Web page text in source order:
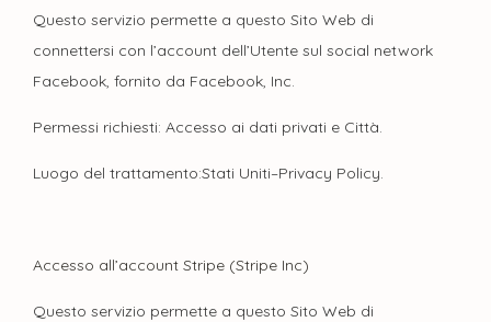
Questo servizio permette a questo Sito Web di
connettersi con l’account dell’Utente sul social network
Facebook, fornito da Facebook, Inc.
Permessi richiesti: Accesso ai dati privati e Città.
Luogo del trattamento:Stati Uniti–Privacy Policy.
Accesso all’account Stripe (Stripe Inc)
Questo servizio permette a questo Sito Web di